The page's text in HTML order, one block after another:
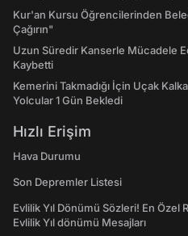
Kur'an Kursu Öğrencilerinden
Çağırın"
Uzun Süredir Kanserle Mücadele
Kaybetti
Kemerini Takmadığı İçin Uçak
Yolcular 1 Gün Bekledi
Hızlı Erişim
Hava Durumu
Son Depremler Listesi
Evlilik Yıl Dönümü Sözleri! En Özel
Evlilik Yıl dönümü Mesajları